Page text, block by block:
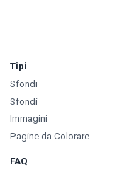
Tipi
Sfondi
Sfondi
Immagini
Pagine da Colorare
FAQ